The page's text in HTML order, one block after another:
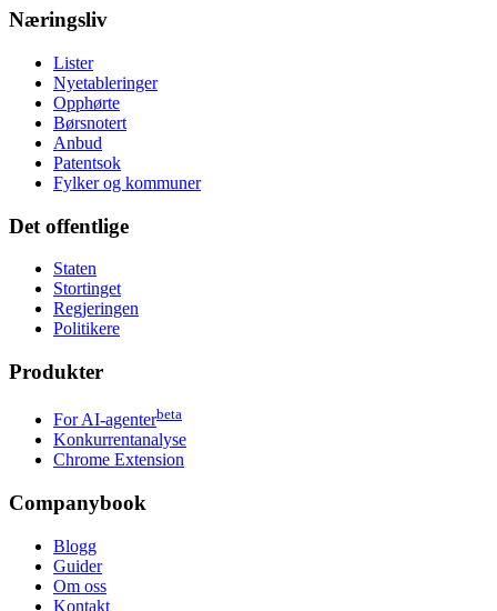
Næringsliv
Lister
Nyetableringer
Opphørte
Børsnotert
Anbud
Patentsok
Fylker og kommuner
Det offentlige
Staten
Stortinget
Regjeringen
Politikere
Produkter
For AI-agenterbeta
Konkurrentanalyse
Chrome Extension
Companybook
Blogg
Guider
Om oss
Kontakt